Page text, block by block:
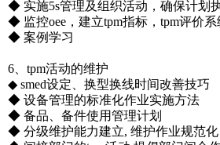
◆ 实施5s管理及组织活动，确保计划
◆ 监控oee，建立tpm指标，tpm评价系
◆ 案例学习
6、tpm活动的维护
◆ smed设定、换型换线时间改善技巧
◆ 设备管理的标准化作业实施方法
◆ 备品、备件使用管理计划
◆ 分级维护能力建立, 维护作业规范化